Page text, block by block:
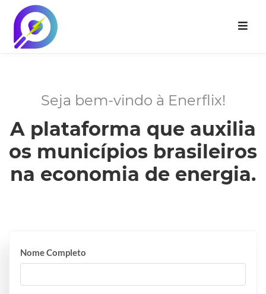
Seja bem-vindo à Enerflix!
A plataforma que auxilia
os municípios brasileiros
na economia de energia.
Nome Completo